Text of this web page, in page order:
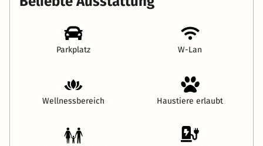
Parkplatz W-Lan
Wellnessbereich Haustiere erlaubt